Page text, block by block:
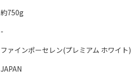
約750g
-
ファインポーセレン(プレミアム ホワイト)
JAPAN